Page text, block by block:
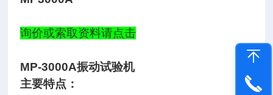
询价或索取资料请点击
MP-3000A振动试验机
主要特点：